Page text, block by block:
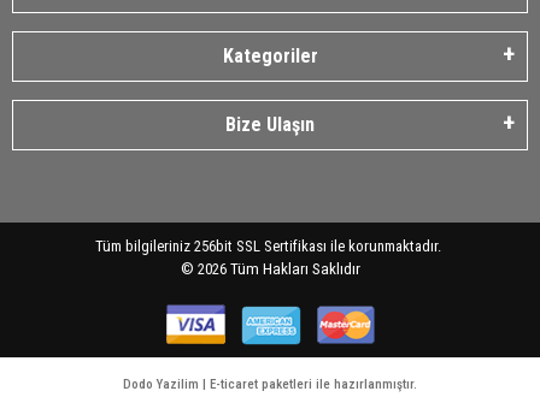
Kategoriler
Bize Ulaşın
Tüm bilgileriniz 256bit SSL Sertifikası ile korunmaktadır.
© 2026 Tüm Hakları Saklıdır
Dodo Yazilim | E-ticaret paketleri ile hazırlanmıştır.